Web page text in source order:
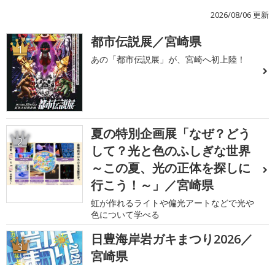
2026/08/06 更新
1 都市伝説展／宮崎県
あの「都市伝説展」が、宮崎へ初上陸！
2
夏の特別企画展「なぜ？どう
して？光と色のふしぎな世界
～この夏、光の正体を探しに
行こう！～」／宮崎県
虹が作れるライトや偏光アートなどで光や
色について学べる
3
日豊海岸岩ガキまつり2026／
宮崎県